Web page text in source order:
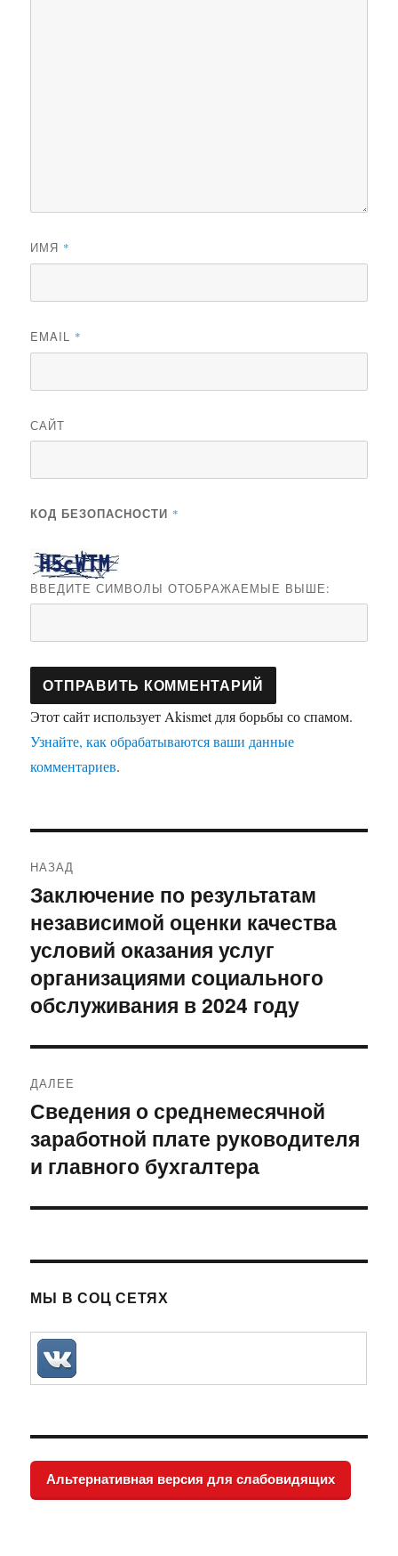
ИМЯ *
EMAIL *
САЙТ
КОД БЕЗОПАСНОСТИ *
ВВЕДИТЕ СИМВОЛЫ ОТОБРАЖАЕМЫЕ ВЫШЕ:
Этот сайт использует Akismet для борьбы со спамом.
Узнайте, как обрабатываются ваши данные
комментариев.
по
записям
НАЗАД
Предыдущая
запись:
Заключение по результатам
независимой оценки качества
условий оказания услуг
организациями социального
обслуживания в 2024 году
ДАЛЕЕ
Следующая
запись:
Сведения о среднемесячной
заработной плате руководителя
и главного бухгалтера
МЫ В СОЦ СЕТЯХ
Альтернативная версия для слабовидящих